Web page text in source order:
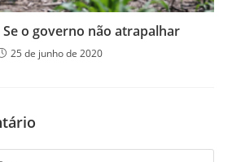
Se o governo não atrapalhar
25 de junho de 2020